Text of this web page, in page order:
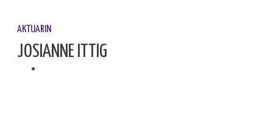
AKTUARIN
JOSIANNE ITTIG